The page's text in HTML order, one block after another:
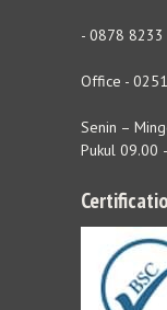
- 0878
Office -
Senin –
Pukul 09.00